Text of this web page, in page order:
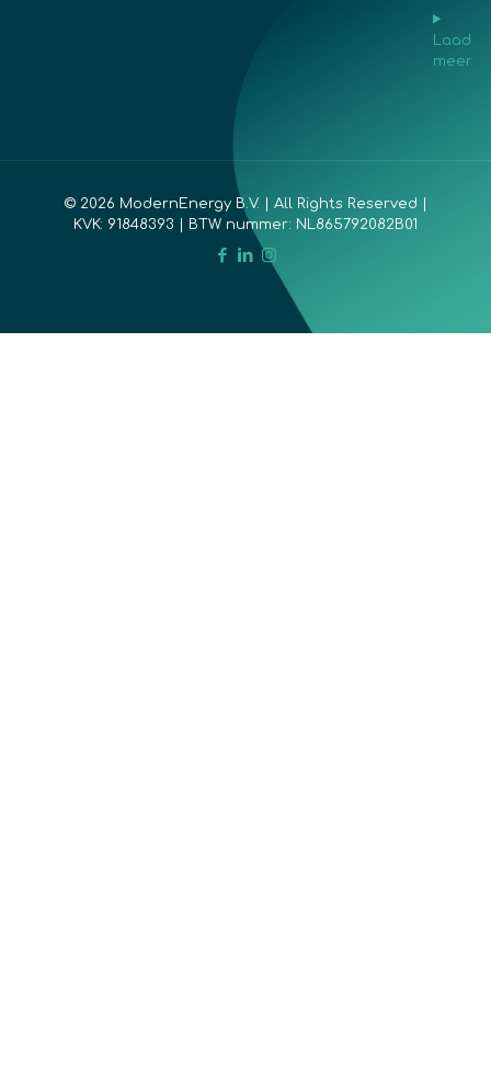
Laad
meer
© 2026 ModernEnergy B.V. | All Rights Reserved |
KVK: 91848393 | BTW nummer: NL865792082B01